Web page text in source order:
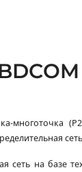
многоточка
сеть на базе